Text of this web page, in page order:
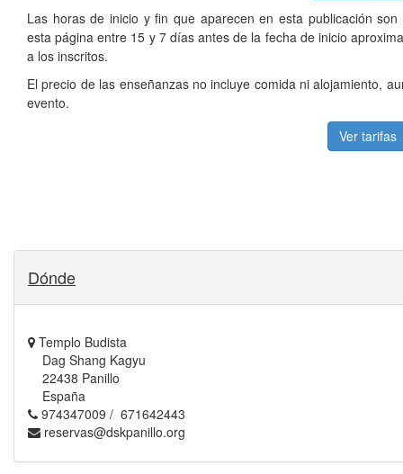
Las horas de inicio y fin que aparecen en esta publicación
esta página entre 15 y 7 días antes de la fecha de inicio
a los inscritos.
El precio de las enseñanzas no incluye comida ni alojamiento,
evento.
Ver tarifas
Dónde
Templo Budista
Dag Shang Kagyu
22438 Panillo
España
974347009 / 671642443
reservas@dskpanillo.org